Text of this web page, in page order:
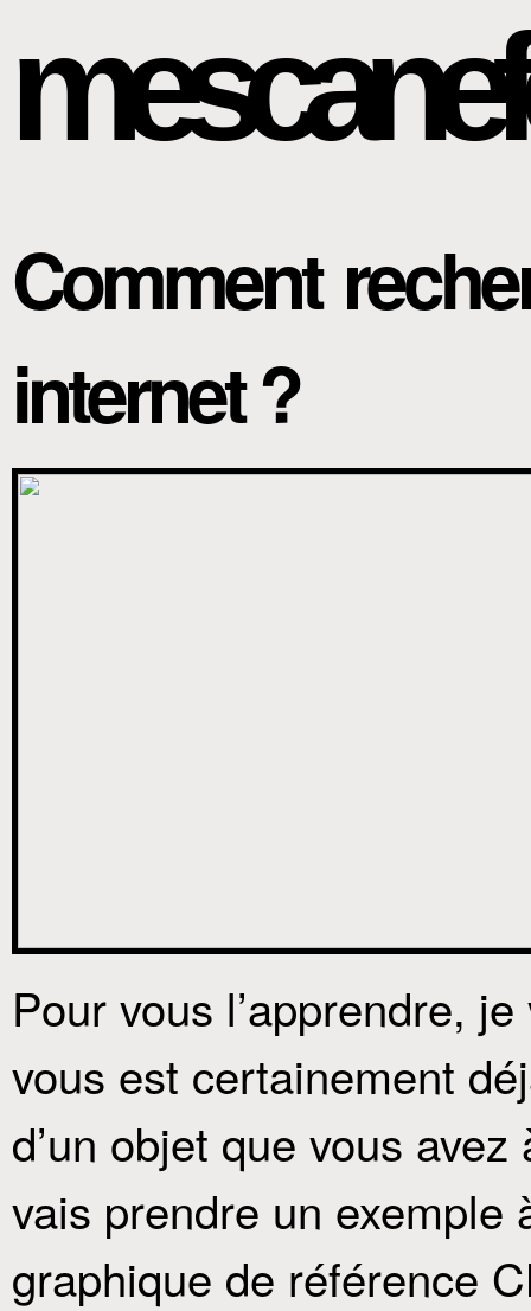
Comment
internet ?
Pour vous l’apprendre,
vous est certainement
d’un objet que vous
vais prendre un exemple
graphique de référence